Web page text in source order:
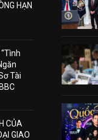
HẠN
Tài
CỦA
GIAO